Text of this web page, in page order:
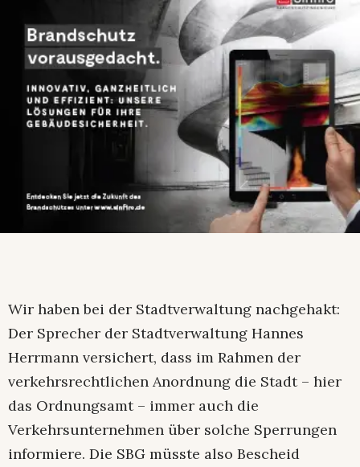
Wir haben bei der Stadtverwaltung nachgehakt:
Der Sprecher der Stadtverwaltung Hannes
Herrmann versichert, dass im Rahmen der
verkehrsrechtlichen Anordnung die Stadt – hier
das Ordnungsamt – immer auch die
Verkehrsunternehmen über solche Sperrungen
informiere. Die SBG müsste also Bescheid